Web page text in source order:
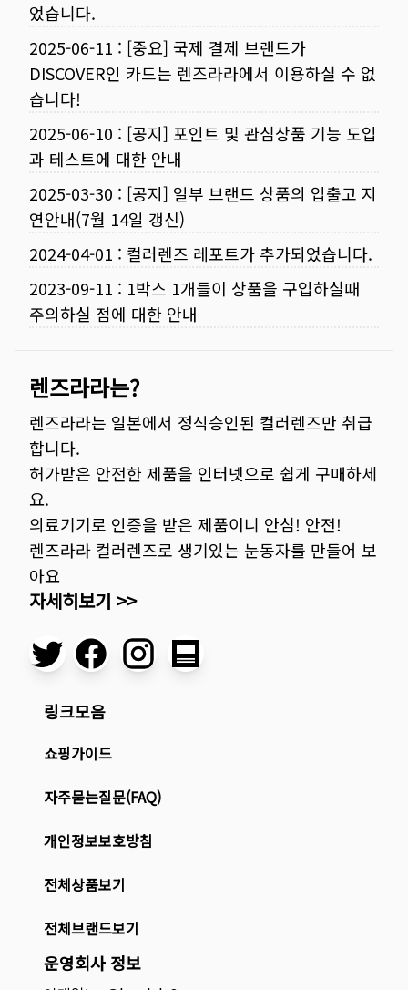
었습니다.
2025-06-11 : [중요] 국제 결제 브랜드가
DISCOVER인 카드는 렌즈라라에서 이용하실 수 없
습니다!
2025-06-10 : [공지] 포인트 및 관심상품 기능 도입
과 테스트에 대한 안내
2025-03-30 : [공지] 일부 브랜드 상품의 입출고 지
연안내(7월 14일 갱신)
2024-04-01 : 컬러렌즈 레포트가 추가되었습니다.
2023-09-11 : 1박스 1개들이 상품을 구입하실때
주의하실 점에 대한 안내
렌즈라라는?
렌즈라라는 일본에서 정식승인된 컬러렌즈만 취급
합니다.
허가받은 안전한 제품을 인터넷으로 쉽게 구매하세
요.
의료기기로 인증을 받은 제품이니 안심! 안전!
렌즈라라 컬러렌즈로 생기있는 눈동자를 만들어 보
아요
자세히보기 >>
링크모음
쇼핑가이드
자주묻는질문(FAQ)
개인정보보호방침
전체상품보기
전체브랜드보기
운영회사 정보